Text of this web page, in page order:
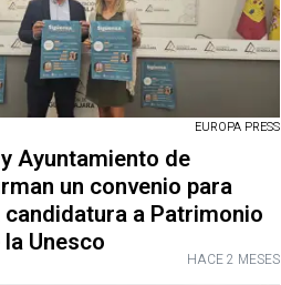
EUROPA PRESS
Ayuntamiento de
un convenio para
a Patrimonio
Unesco
HACE 2 MESES